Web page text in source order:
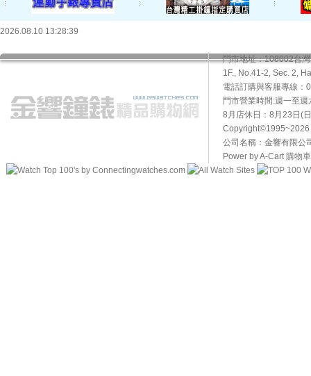
2026.08.10 13:28:39
門市地址：108002台
1F., No.41-2, Sec. 2,
電話訂購與客服專線
門市營業時間:週一至
8月店休日：8月23日(
Copyright©1995~2026
公司名稱：金響有限公
Power by A-Cart 購物車